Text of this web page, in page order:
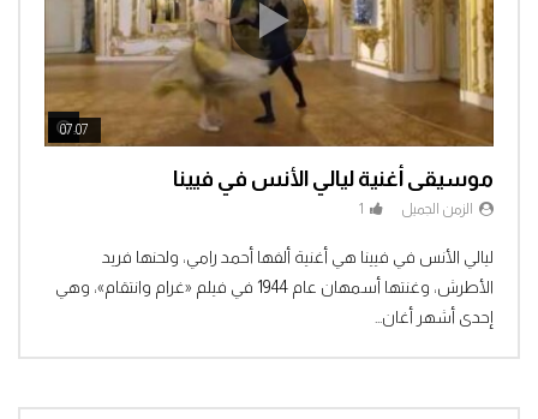
07:07
موسيقى أغنية ليالي الأنس في فيينا
الزمن الجميل 1
ليالي الأنس في فيينا هي أغنية ألفها أحمد رامي، ولحنها فريد
الأطرش، وغنتها أسمهان عام 1944 في فيلم «غرام وانتقام»، وهي
إحدى أشهر أغان...
Watch Later